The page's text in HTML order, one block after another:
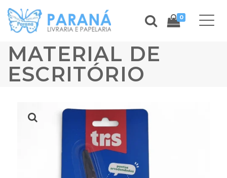
0
MATERIAL DE
ESCRITÓRIO